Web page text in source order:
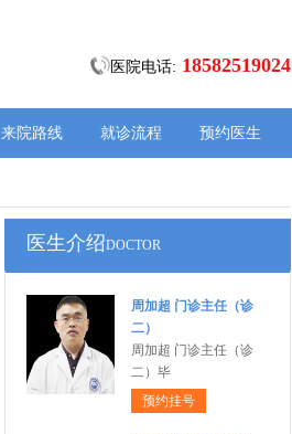
医院电话: 18582519024
来院路线 就诊流程 预约医生
医生介绍DOCTOR
周加超 门诊主任（诊
二）
周加超 门诊主任（诊
二）毕
预约挂号